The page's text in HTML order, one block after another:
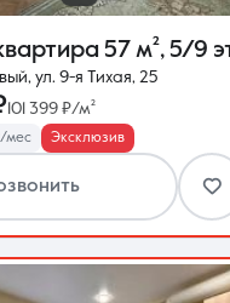
57 м², 5/9
ул. 9-я Тихая, 25
101 399 ₽/м²
мес Эксклюзив